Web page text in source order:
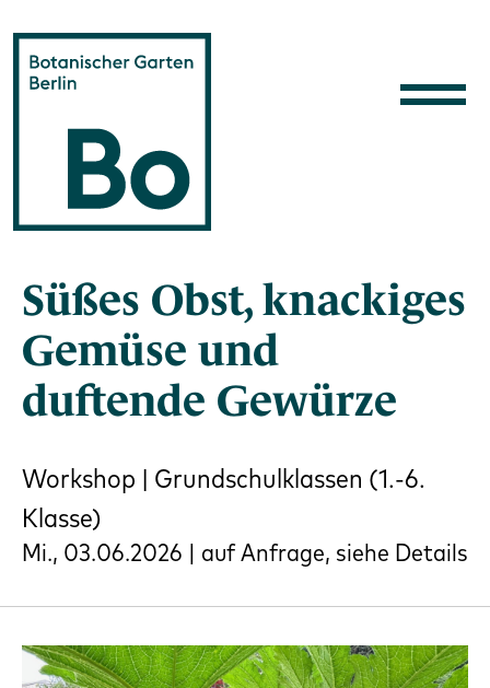
Süßes Obst, knackiges
Gemüse und
duftende Gewürze
Workshop | Grundschulklassen (1.-6.
Klasse)
Mi., 03.06.2026 | auf Anfrage, siehe Details